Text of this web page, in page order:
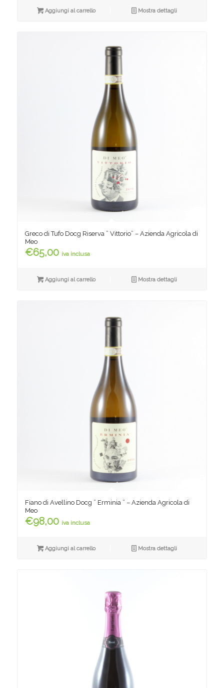
Aggiungi al carrello Mostra dettagli
Greco di Tufo Docg Riserva ” Vittorio” – Azienda Agricola di
Meo
€65,00 iva inclusa
Aggiungi al carrello Mostra dettagli
Fiano di Avellino Docg ” Erminia ” – Azienda Agricola di
Meo
€98,00 iva inclusa
Aggiungi al carrello Mostra dettagli